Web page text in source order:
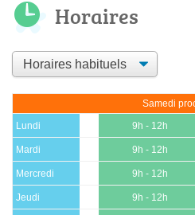
Horaires
Samedi
Lundi 9h - 12h
Mardi 9h - 12h
Mercredi 9h - 12h
Jeudi 9h - 12h